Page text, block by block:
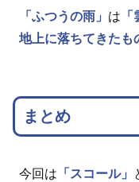
「ふつうの雨」 は
地上に落ちてきたも
まとめ
今回は 「スコール」